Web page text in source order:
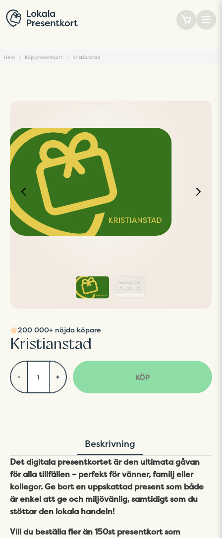
Hem Köp presentkort Kristianstad
200 000+ nöjda köpare
Kristianstad
- + KÖP
Beskrivning
Det digitala presentkortet är den ultimata gåvan
för alla tillfällen – perfekt för vänner, familj eller
kollegor. Ge bort en uppskattad present som både
är enkel att ge och miljövänlig, samtidigt som du
stöttar den lokala handeln!
Vill du beställa fler än 150st presentkort som